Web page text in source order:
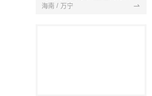
海南 / 万宁